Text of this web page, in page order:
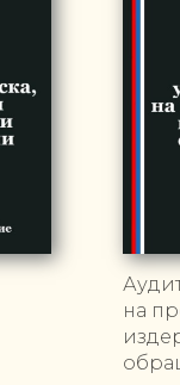
на